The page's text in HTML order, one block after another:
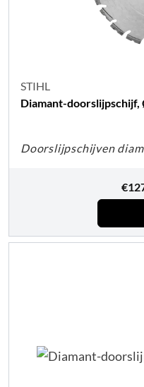
STIHL
Diamant-doorslijpschijf,
Doorslijpschijven
€